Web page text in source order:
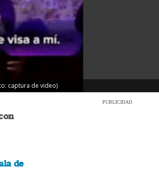
captura de video)
de
PUBLICIDAD